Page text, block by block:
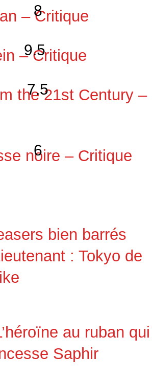
8
– Critique
9.5
– Critique
7.5
the 21st Century –
6
noire – Critique
bien barrés
: Tokyo de
au ruban qui
Saphir